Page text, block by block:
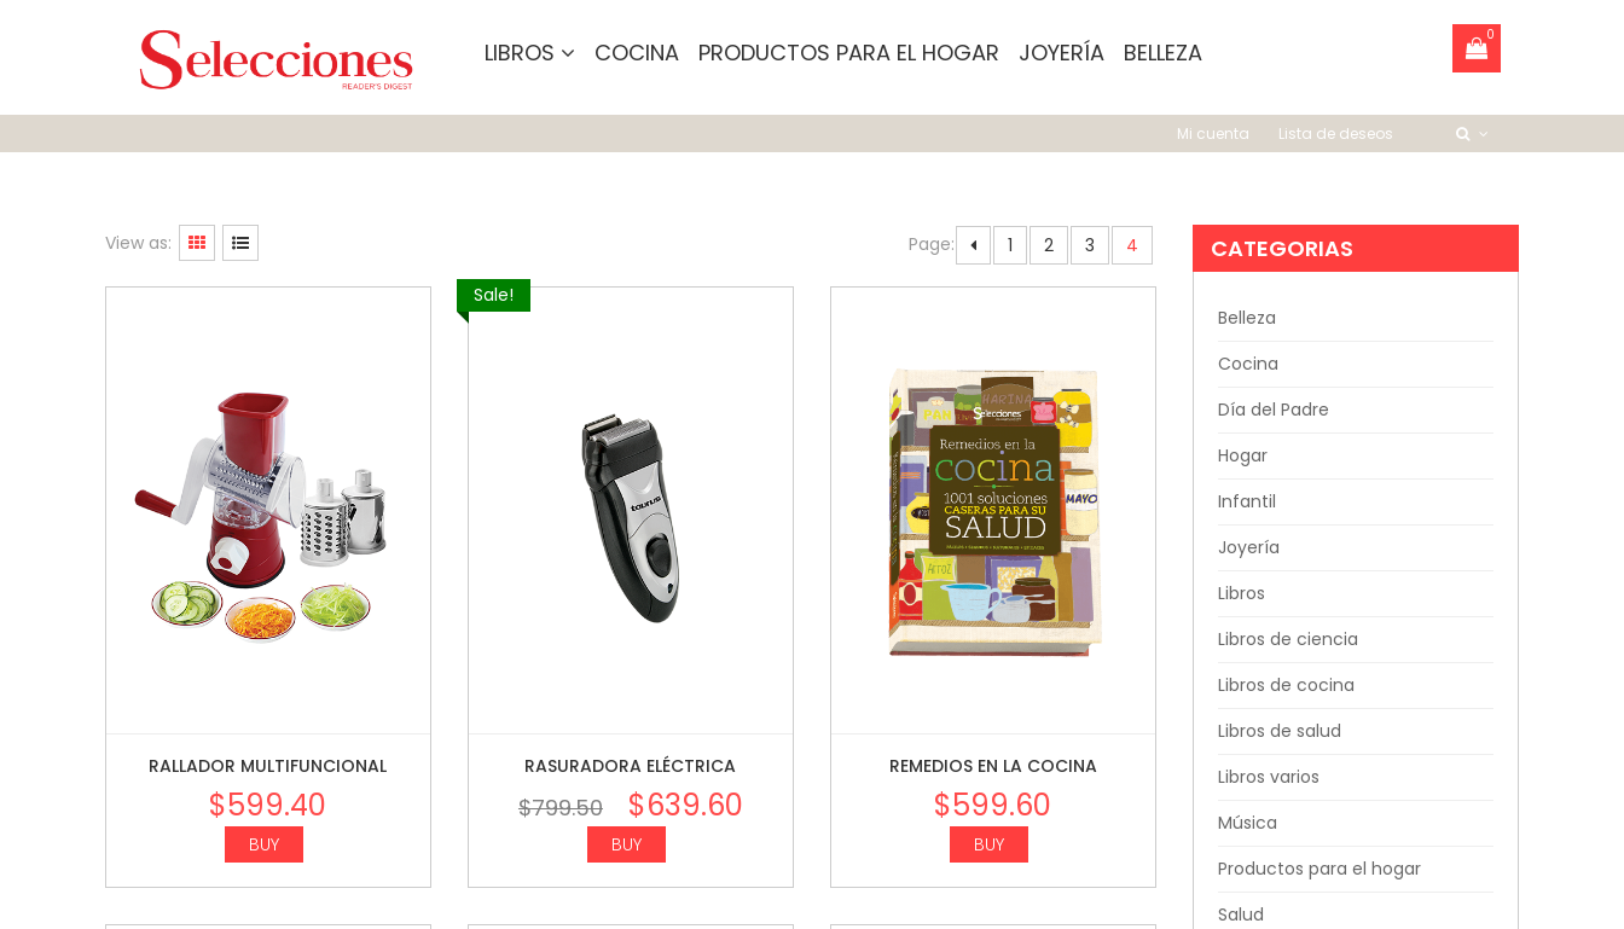
LIBROS COCINA PRODUCTOS PARA EL HOGAR JOYERÍA BELLEZA
0
Mi cuenta Lista de deseos
View as: Page: 1 2 3 4
RALLADOR MULTIFUNCIONAL
$599.40
BUY
Sale!
RASURADORA ELÉCTRICA
$799.50 $639.60
BUY
REMEDIOS EN LA COCINA
$599.60
BUY
CATEGORIAS
Belleza
Cocina
Día del Padre
Hogar
Infantil
Joyería
Libros
Libros de ciencia
Libros de cocina
Libros de salud
Libros varios
Música
Productos para el hogar
Salud